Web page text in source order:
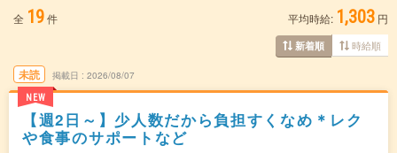
全 19件 平均時給: 1,303 円
新着順 時給順
未読
NEW
掲載日 2026/08/07
【週2日～】少人数だから負担すくなめ＊レク
や食事のサポートなど